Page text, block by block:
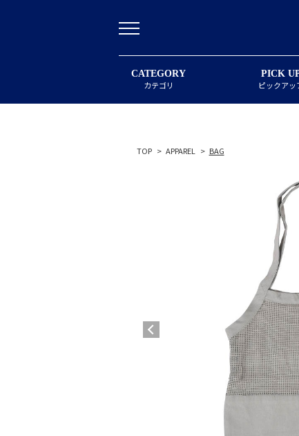
CATEGORY
カテゴリ
PICK
ピックアッ
TOP > APPAREL > BAG